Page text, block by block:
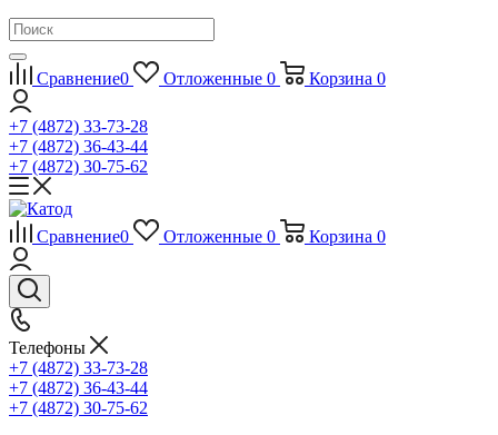
Сравнение0 Отложенные 0 Корзина 0
+7 (4872) 33-73-28
+7 (4872) 36-43-44
+7 (4872) 30-75-62
Сравнение0 Отложенные 0 Корзина 0
Телефоны
+7 (4872) 33-73-28
+7 (4872) 36-43-44
+7 (4872) 30-75-62